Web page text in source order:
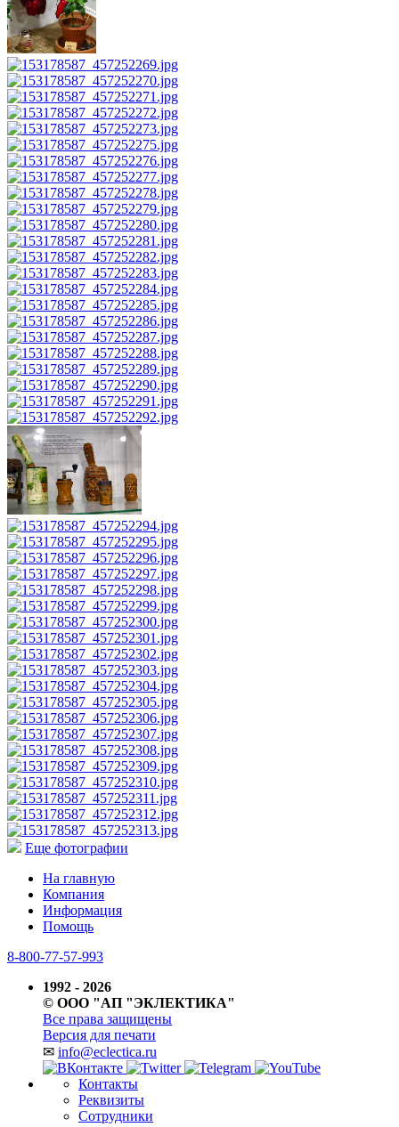
Еще фотографии
На главную
Компания
Информация
Помощь
8-800-77-57-993
1992 - 2026
© ООО "АП "ЭКЛЕКТИКА"
Все права защищены
Версия для печати
✉ info@eclectica.ru
Контакты
Реквизиты
Сотрудники